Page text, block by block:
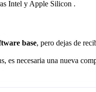
Intel y Apple Silicon .
base, pero dejas de
es necesaria una nueva